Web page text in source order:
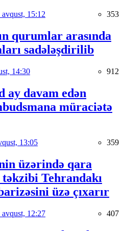
avqust, 15:12 353
qurumlar arasında
sadələşdirilib
14:30 912
ay davam edən
müraciətə
13:05 359
üzərində qara
Tehrandakı
üzə çıxarır
avqust, 12:27 407